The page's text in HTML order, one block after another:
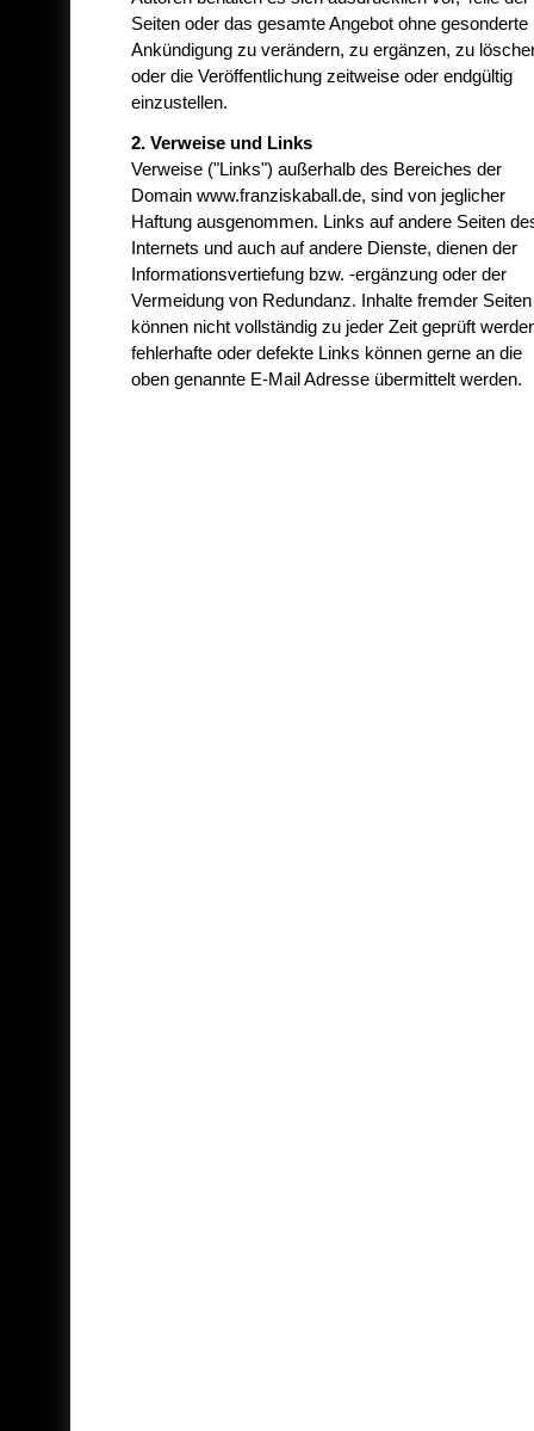
Seiten oder das gesamte Angebot ohne gesonderte
Ankündigung zu verändern, zu ergänzen, zu
oder die Veröffentlichung zeitweise oder endgültig
einzustellen.
2. Verweise und Links
Verweise ("Links") außerhalb des Bereiches der
Domain www.franziskaball.de, sind von jeglicher
Haftung ausgenommen. Links auf andere Seiten
Internets und auch auf andere Dienste, dienen der
Informationsvertiefung bzw. -ergänzung oder der
Vermeidung von Redundanz. Inhalte fremder Seiten
können nicht vollständig zu jeder Zeit geprüft
fehlerhafte oder defekte Links können gerne an die
oben genannte E-Mail Adresse übermittelt werden.